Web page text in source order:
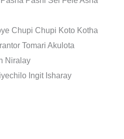
Chupi Chupi Koto Kotha
Tomari Akulota
Niralay
Ingit Isharay